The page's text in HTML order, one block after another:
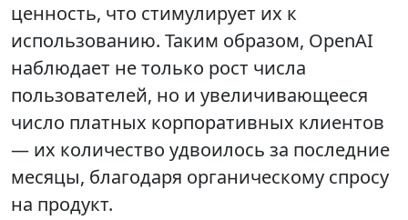
ценность, что стимулирует их к
использованию. Таким образом, OpenAI
наблюдает не только рост числа
пользователей, но и увеличивающееся
число платных корпоративных клиентов
— их количество удвоилось за последние
месяцы, благодаря органическому спросу
на продукт.